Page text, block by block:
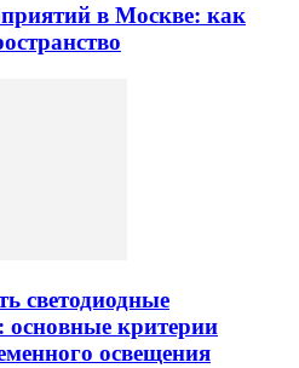
в Москве: как
светодиодные
основные критерии
освещения